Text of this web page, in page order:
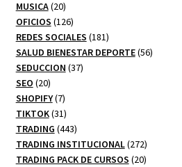
MUSICA 2020
productos
OFICIOS 126126
productos
REDES SOCIALES 181181
productos
SALUD BIENESTAR DEPORTE 5656
SEDUCCION 3737
SEO 2020
productos
SHOPIFY 77
productos
TIKTOK 3131
productos
TRADING 443443
productos
TRADING INSTITUCIONAL 272272
productos
TRADING PACK DE CURSOS 2020